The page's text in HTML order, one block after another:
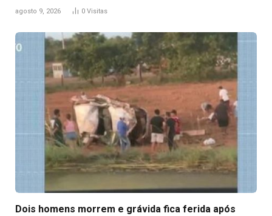
agosto 9, 2026 0 Visitas
Dois homens morrem e grávida fica ferida após